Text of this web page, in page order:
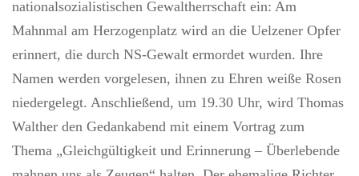
nationalsozialistischen Gewaltherrschaft ein: Am
Mahnmal am Herzogenplatz wird an die Uelzener Opfer
erinnert, die durch NS-Gewalt ermordet wurden. Ihre
Namen werden vorgelesen, ihnen zu Ehren weiße Rosen
niedergelegt. Anschließend, um 19.30 Uhr, wird Thomas
Walther den Gedankabend mit einem Vortrag zum
Thema „Gleichgültigkeit und Erinnerung – Überlebende